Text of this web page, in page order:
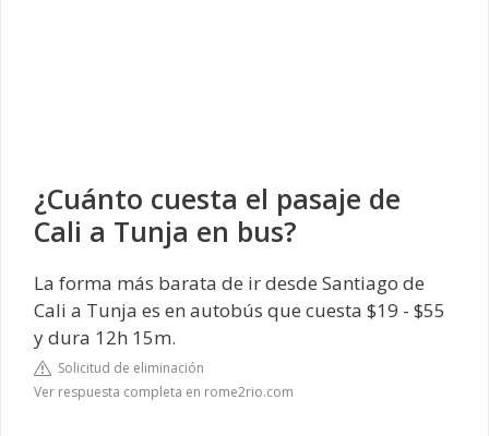
¿Cuánto cuesta el pasaje de
Cali a Tunja en bus?
La forma más barata de ir desde Santiago de
Cali a Tunja es en autobús que cuesta $19 - $55
y dura 12h 15m.
Solicitud de eliminación
Ver respuesta completa en rome2rio.com